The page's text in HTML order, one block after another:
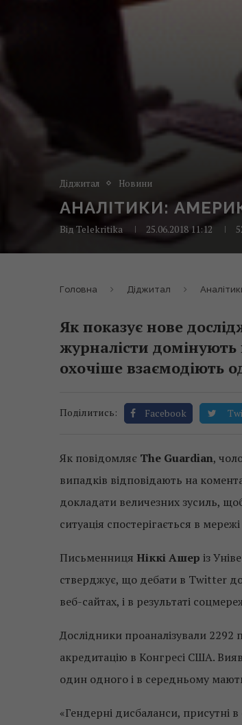
Діджитал Новини
АНАЛІТИКИ:
Від Telekritika 25.06.2018 11:12
Головна Діджитал
Як показує нове
журналісти
охочіше взаємодіють
Поділитись: Facebook
Як повідомляє The Guardian,
випадків відповідають на
докладати величезних зусиль,
ситуація спостерігається в
Письменниця Ніккі Ашер із
стверджує, що дебати в Twitter
веб-сайтах, і в результаті
Дослідники проаналізували
акредитацію в Конгресі США.
один одного і в середньому
«Гендерні дисбаланси, присутні